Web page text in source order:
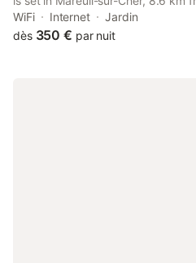
Chateau de Montpoupon, as well
Chenonceau.
WiFi Internet
Jardin
dès 350 € par nuit